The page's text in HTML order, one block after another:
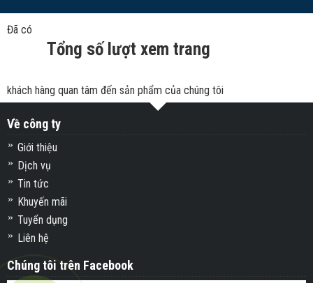
Đã có
Tổng số lượt xem trang
khách hàng quan tâm đến sản phẩm của chúng tôi
Về công ty
Giới thiệu
Dịch vụ
Tin tức
Khuyến mãi
Tuyển dụng
Liên hệ
Chúng tôi trên Facebook